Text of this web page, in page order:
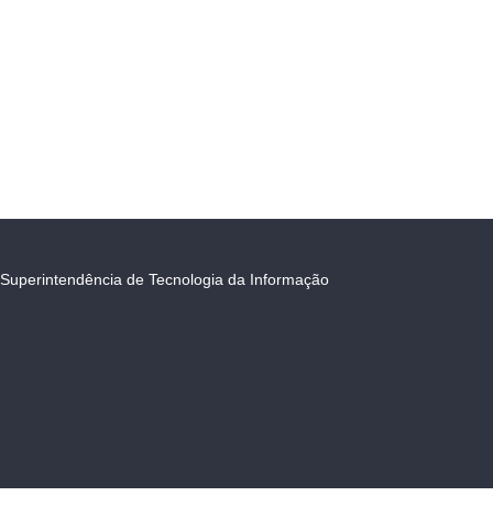
Superintendência de Tecnologia da Informação